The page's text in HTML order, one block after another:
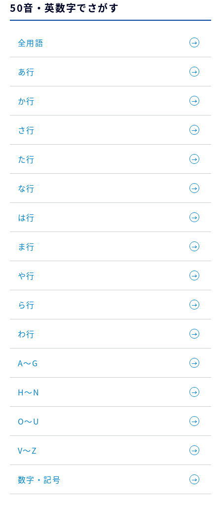
50音・英数字でさがす
全用語
あ行
か行
さ行
た行
な行
は行
ま行
や行
ら行
わ行
A～G
H～N
O～U
V～Z
数字・記号